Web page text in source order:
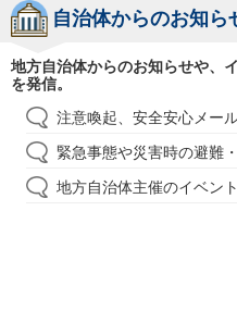
自治体からのお知ら
地方自治体からのお知らせや、
を発信。
注意喚起、安全安心メー
緊急事態や災害時の避難
地方自治体主催のイベン